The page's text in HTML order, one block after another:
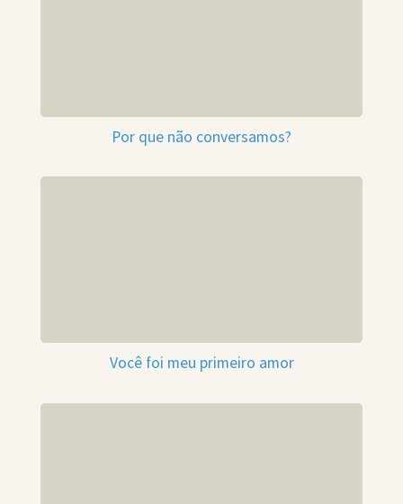
Por que não conversamos?
Você foi meu primeiro amor